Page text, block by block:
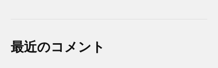
最近のコメント